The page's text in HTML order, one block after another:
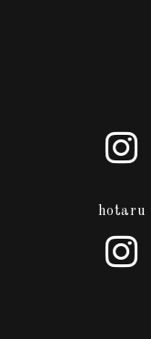
hotaru